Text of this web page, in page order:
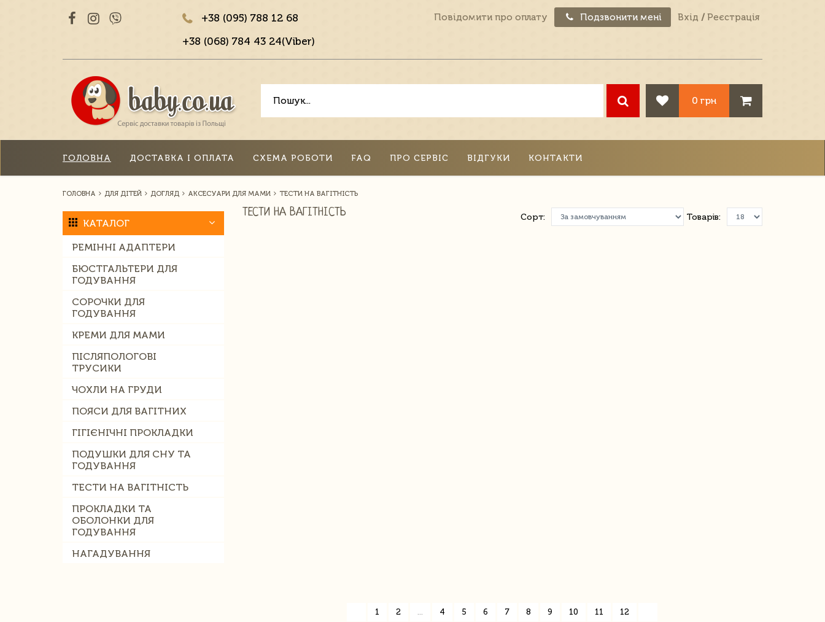
+38 (095) 788 12 68
+38 (068) 784 43 24(Viber)
Повідомити про оплату Подзвонити мені Вхід / Реєстрація
0 грн
ГОЛОВНА ДОСТАВКА І ОПЛАТА СХЕМА РОБОТИ FAQ ПРО СЕРВІС ВІДГУКИ КОНТАКТИ
ГОЛОВНА ДЛЯ ДІТЕЙ ДОГЛЯД АКСЕСУАРИ ДЛЯ МАМИ ТЕСТИ НА ВАГІТНІСТЬ
КАТАЛОГ
РЕМІННІ АДАПТЕРИ
БЮСТГАЛЬТЕРИ ДЛЯ
ГОДУВАННЯ
СОРОЧКИ ДЛЯ
ГОДУВАННЯ
КРЕМИ ДЛЯ МАМИ
ПІСЛЯПОЛОГОВІ
ТРУСИКИ
ЧОХЛИ НА ГРУДИ
ПОЯСИ ДЛЯ ВАГІТНИХ
ГІГІЄНІЧНІ ПРОКЛАДКИ
ПОДУШКИ ДЛЯ СНУ ТА
ГОДУВАННЯ
ТЕСТИ НА ВАГІТНІСТЬ
ПРОКЛАДКИ ТА
ОБОЛОНКИ ДЛЯ
ГОДУВАННЯ
НАГАДУВАННЯ
ТЕСТИ НА ВАГІТНІСТЬ Товарів:
Сорт:
1 2 ... 4 5 6 7 8 9 10 11 12